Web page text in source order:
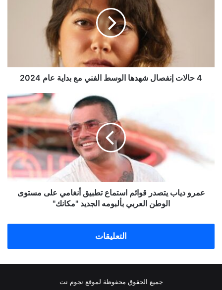
عام
20244 حالات إنفصال شهدها الوسط الفني مع بداية عام 2024
الوطن
الجديد
عمرو دياب يتصدر قوائم استماع تطبيق أنغامي على مستوى
الوطن العربي بألبومه الجديد "مكانك"
التعليقات
جميع الحقوق محفوظة لموقع نجوم نت